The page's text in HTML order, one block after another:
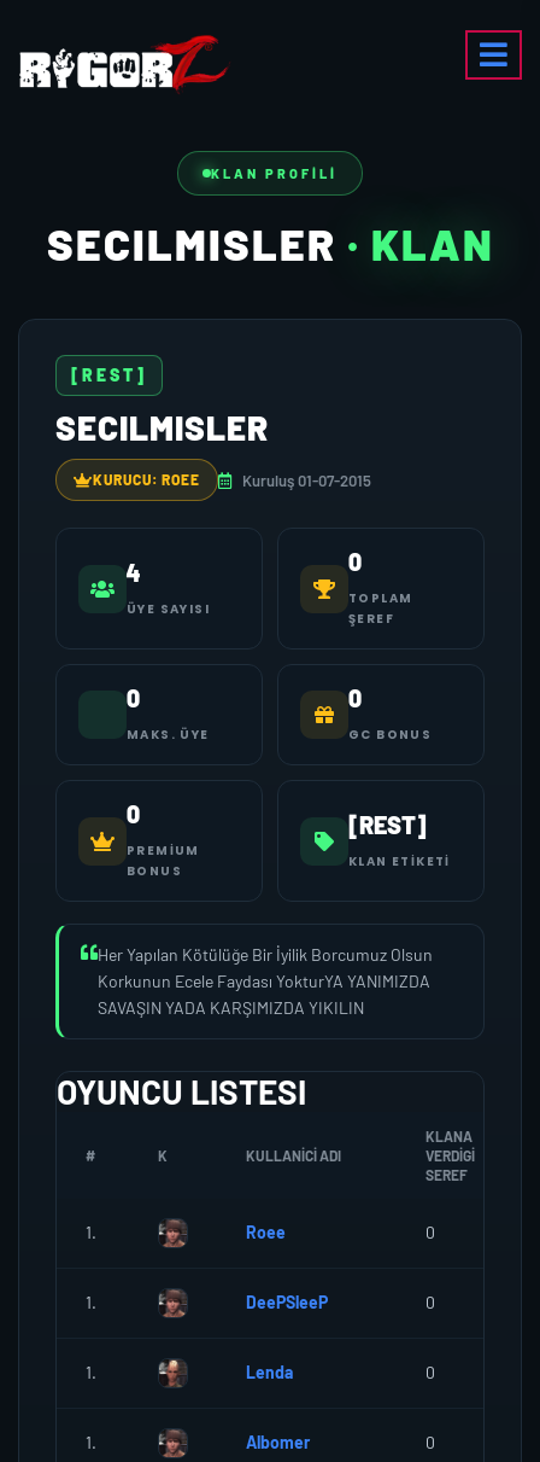
KLAN PROFILI
SECILMISLER · KLAN
[REST]
SECILMISLER
KURUCU: ROEE Kuruluş 01-07-2015
4
ÜYE SAYISI
0
TOPLAM
ŞEREF
0
MAKS. ÜYE
0
GC BONUS
0
PREMIUM
BONUS
[REST]
KLAN ETIKETI
Her Yapılan Kötülüğe Bir İyilik Borcumuz Olsun
Korkunun Ecele Faydası YokturYA YANIMIZDA
SAVAŞIN YADA KARŞIMIZDA YIKILIN
OYUNCU LISTESI
# K KULLANICI ADI
KLANA
VERDIGI
SEREF
1. Roee 0
1. DeePSleeP 0
1. Lenda 0
1. Albomer 0